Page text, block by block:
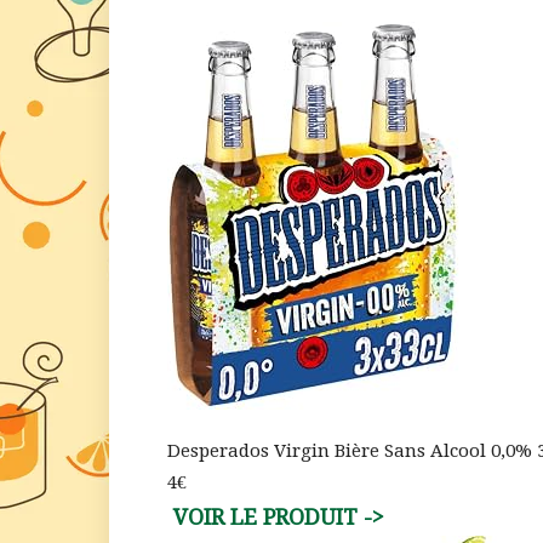
Desperados Virgin Bière Sans Alcool 0,0%
4€